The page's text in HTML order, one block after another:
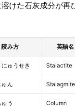
けた石灰成分が
読み方 英語名
にゅうせき Stalactite
ん Stalagmite
う Column